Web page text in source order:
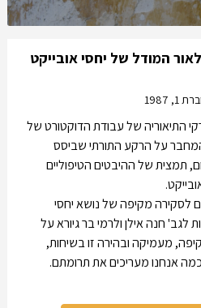
המודל של יחסי אובייקט
1,
1987
התיאוריה של עבודת הדוקטורט של
על הרקע התורתי שביסס
תמצית של ההיבטים הטיפוליים
לסקירה מקיפה של נושא יחסי
לגב' חנה אילן ולרמי בר גיורא על
מעמיקה ובהירה זו בשיחות,
אנחנו מעריכים את תרומתם.